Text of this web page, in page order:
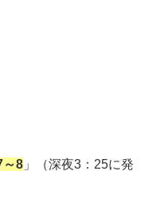
～8 」（深夜3：25に発